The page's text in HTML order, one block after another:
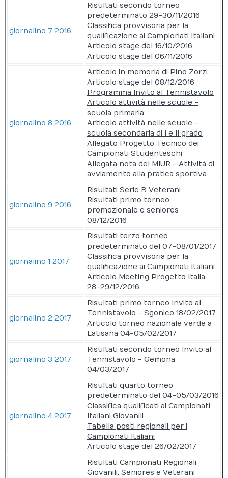
giornalino 7 2016
Risultati secondo torneo
predeterminato 29-30/11/2016
Classifica provvisoria per la
qualificazione ai Campionati Italiani
Articolo stage del 16/10/2016
Articolo stage del 06/11/2016
giornalino 8 2016
Articolo in memoria di Pino Zorzi
Articolo stage del 08/12/2016
Programma Invito al Tennistavolo
Articolo attività nelle scuole -
scuola primaria
Articolo attività nelle scuole -
scuola secondaria di I e II grado
Allegato Progetto Tecnico dei
Campionati Studenteschi
Allegata nota del MIUR - Attività di
avviamento alla pratica sportiva
giornalino 9 2016
Risultati Serie B Veterani
Risultati primo torneo
promozionale e seniores
08/12/2016
giornalino 1 2017
Risultati terzo torneo
predeterminato del 07-08/01/2017
Classifica provvisoria per la
qualificazione ai Campionati Italiani
Articolo Meeting Progetto Italia
28-29/12/2016
giornalino 2 2017
Risultati primo torneo Invito al
Tennistavolo - Sgonico 18/02/2017
Articolo torneo nazionale verde a
Latisana 04-05/02/2017
giornalino 3 2017
Risultati secondo torneo Invito al
Tennistavolo - Gemona
04/03/2017
giornalino 4 2017
Risultati quarto torneo
predeterminato del 04-05/03/2016
Classifica qualificati ai Campionati
Italiani Giovanili
Tabella posti regionali per i
Campionati Italiani
Articolo stage del 26/02/2017
Risultati Campionati Regionali
Giovanili, Seniores e Veterani